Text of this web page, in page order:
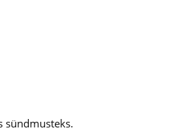
sündmusteks.